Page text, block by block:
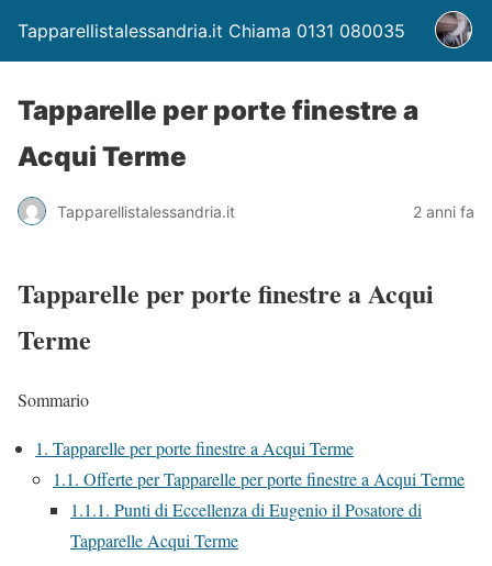
Tapparellistalessandria.it Chiama 0131 080035
Tapparelle per porte finestre a
Acqui Terme
Tapparellistalessandria.it 2 anni fa
Tapparelle per porte finestre a Acqui
Terme
Sommario
1. Tapparelle per porte finestre a Acqui Terme
1.1. Offerte per Tapparelle per porte finestre a Acqui Terme
1.1.1. Punti di Eccellenza di Eugenio il Posatore di
Tapparelle Acqui Terme